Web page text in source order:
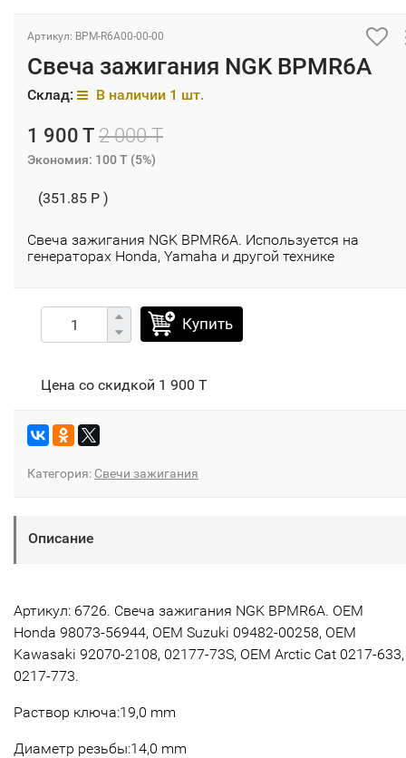
Артикул: BPM-R6A00-00-00
Свеча зажигания NGK BPMR6A
Склад: В наличии 1 шт.
1 900 T 2 000 T
Экономия: 100 T (5%)
(351.85 P )
Свеча зажигания NGK BPMR6A. Используется на
генераторах Honda, Yamaha и другой технике
Купить
Цена со скидкой 1 900 T
Категория: Свечи зажигания
Описание
Артикул: 6726. Свеча зажигания NGK BPMR6A. OEM
Honda 98073-56944, OEM Suzuki 09482-00258, OEM
Kawasaki 92070-2108, 02177-73S, OEM Arctic Cat 0217-633,
0217-773.
Раствор ключа:19,0 mm
Диаметр резьбы:14,0 mm